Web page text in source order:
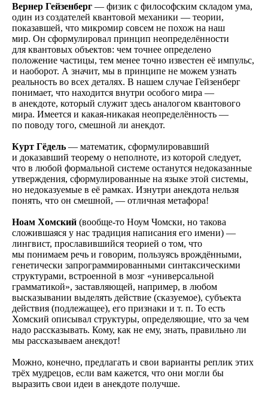
Вернер Гейзенберг — физик с философским складом ума,
один из создателей квантовой механики — теории,
показавшей, что микромир совсем не похож на наш
мир. Он сформулировал принцип неопределённости
для квантовых объектов: чем точнее определено
положение частицы, тем менее точно известен её импульс,
и наоборот. А значит, мы в принципе не можем узнать
реальность во всех деталях. В нашем случае Гейзенберг
понимает, что находится внутри особого мира —
в анекдоте, который служит здесь аналогом квантового
мира. Имеется и какая-никакая неопределённость —
по поводу того, смешной ли анекдот.
Курт Гёдель — математик, сформулировавший
и доказавший теорему о неполноте, из которой следует,
что в любой формальной системе останутся недоказанные
утверждения, сформулированные на языке этой системы,
но недоказуемые в её рамках. Изнутри анекдота нельзя
понять, что он смешной, — отличная метафора!
Ноам Хомский (вообще-то Ноум Чомски, но такова
сложившаяся у нас традиция написания его имени) —
лингвист, прославившийся теорией о том, что
мы понимаем речь и говорим, пользуясь врождёнными,
генетически запрограммированными синтаксическими
структурами, встроенной в мозг «универсальной
грамматикой», заставляющей, например, в любом
высказывании выделять действие (сказуемое), субъекта
действия (подлежащее), его признаки и т. п. То есть
Хомский описывал структуры, определяющие, что за чем
надо рассказывать. Кому, как не ему, знать, правильно ли
мы рассказываем анекдот!
Можно, конечно, предлагать и свои варианты реплик этих
трёх мудрецов, если вам кажется, что они могли бы
выразить свои идеи в анекдоте получше.